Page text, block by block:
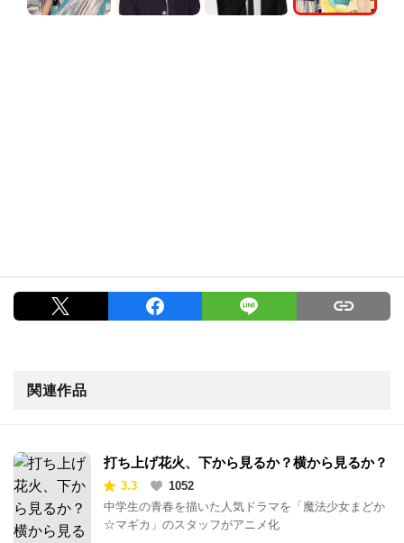
関連作品
打ち上げ花火、下から見るか？横から見るか？
3.3
1052
中学生の青春を描いた人気ドラマを「魔法少女まどか
☆マギカ」のスタッフがアニメ化